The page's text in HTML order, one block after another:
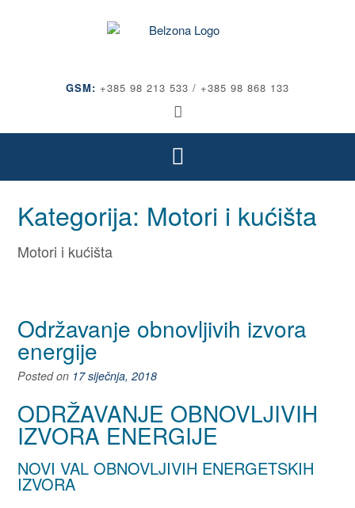
GSM: +385 98 213 533 / +385 98 868 133
Kategorija: Motori i kućišta
Motori i kućišta
Održavanje obnovljivih izvora
energije
Posted on 17 siječnja, 2018
ODRŽAVANJE OBNOVLJIVIH
IZVORA ENERGIJE
NOVI VAL OBNOVLJIVIH ENERGETSKIH
IZVORA